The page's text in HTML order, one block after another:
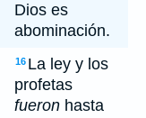
Dios es
abominación.
16 La ley y los
profetas
fueron hasta